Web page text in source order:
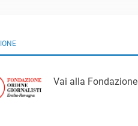
Vai alla Fondazione